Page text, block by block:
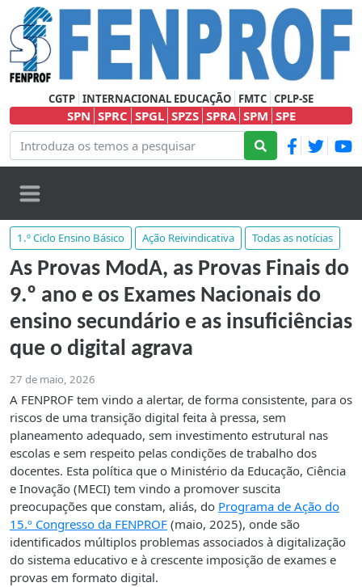
CGTP INTERNACIONAL EDUCAÇÃO FMTC CPLP-SE
SPN SPRC SPGL SPZS SPRA SPM SPE
1.º Ciclo Ensino Básico Ação Reivindicativa Todas as notícias
As Provas ModA, as Provas Finais do
9.º ano e os Exames Nacionais do
ensino secundário e as insuficiências
que o digital agrava
27 de maio, 2026
A FENPROF tem vindo a alertar, de forma consistente, para os
riscos de uma transição digital feita à pressa, sem
planeamento adequado, sem investimento estrutural nas
escolas e sem respeito pelas condições de trabalho dos
docentes. Esta política que o Ministério da Educação, Ciência
e Inovação (MECI) tem vindo a promover suscita
preocupações que constam, aliás, do Programa de Ação do
15.º Congresso da FENPROF (maio, 2025), onde são
identificados múltiplos problemas associados à digitalização
do sistema educativo e à crescente imposição de exames e
provas em formato digital.